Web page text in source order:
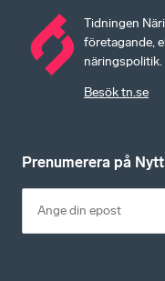
Tidningen
företagande,
näringspolitik.
Besök tn.se
Prenumerera på